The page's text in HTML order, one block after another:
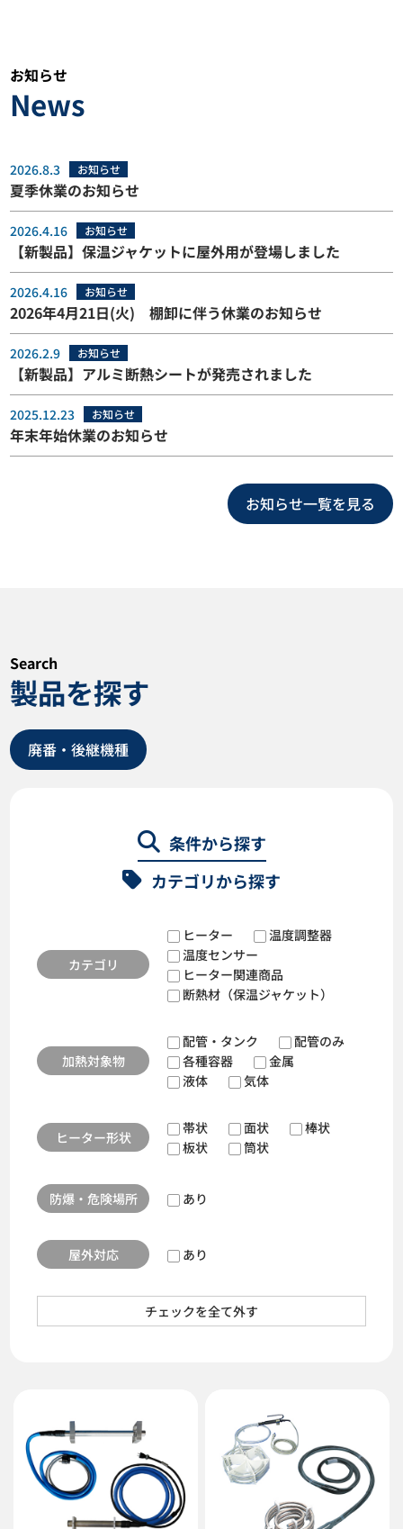
お知らせ
News
2026.8.3 お知らせ
夏季休業のお知らせ
2026.4.16 お知らせ
【新製品】保温ジャケットに屋外用が登場しました
2026.4.16 お知らせ
2026年4月21日(火) 棚卸に伴う休業のお知らせ
2026.2.9 お知らせ
【新製品】アルミ断熱シートが発売されました
2025.12.23 お知らせ
年末年始休業のお知らせ
お知らせ一覧を見る
Search
製品を探す
廃番・後継機種
条件から探す
カテゴリから探す
カテゴリ
ヒーター
温度調整器
温度センサー
ヒーター関連商品
断熱材（保温ジャケット）
加熱対象物
配管・タンク
配管のみ
各種容器
金属
液体
気体
ヒーター形状
帯状 面状
棒状
板状
筒状
防爆・危険場所 あり
屋外対応 あり
チェックを全て外す